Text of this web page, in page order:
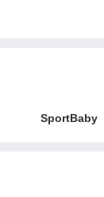
SportBaby